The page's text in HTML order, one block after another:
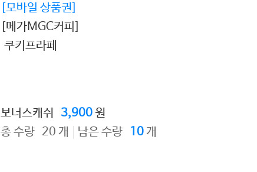
[모바일 상품권]
[메가MGC커피]
쿠키프라페
보너스캐쉬 3,900원
총 수량 20 개
남은 수량 10개